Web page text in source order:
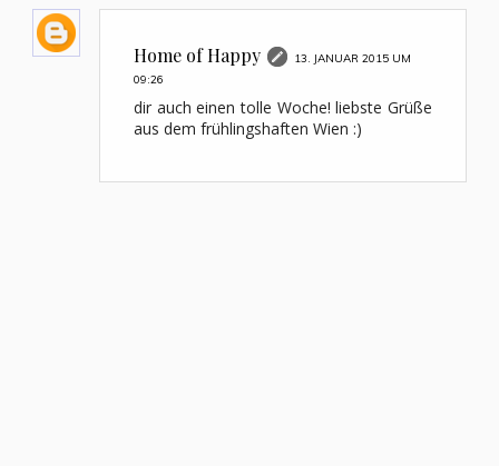
Home of Happy
13. JANUAR 2015 UM
09:26
dir auch einen tolle Woche! liebste Grüße
aus dem frühlingshaften Wien :)